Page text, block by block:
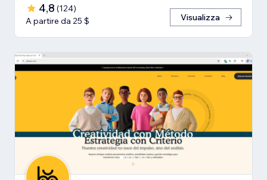
4,8 (124)
A partire da 25 $
Visualizza